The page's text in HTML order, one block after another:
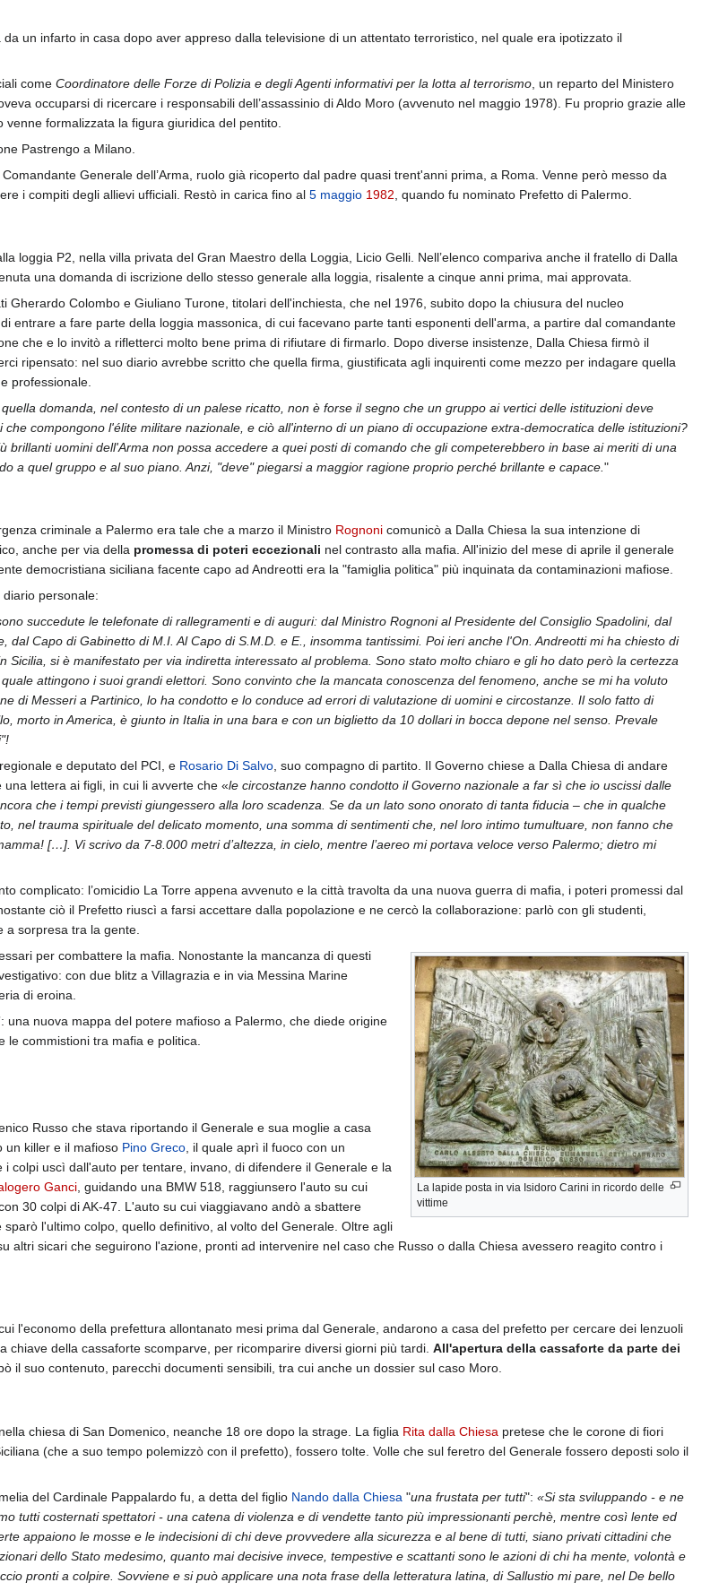
un infarto in casa dopo aver appreso dalla televisione di un attentato terroristico, nel quale era ipotizzato il
come Coordinatore delle Forze di Polizia e degli Agenti informativi per la lotta al terrorismo , un reparto del Ministero
occuparsi di ricercare i responsabili dell’assassinio di Aldo Moro (avvenuto nel maggio 1978). Fu proprio grazie alle
formalizzata la figura giuridica del pentito.
Pastrengo a Milano.
Generale dell’Arma, ruolo già ricoperto dal padre quasi trent'anni prima, a Roma. Venne però messo da
i compiti degli allievi ufficiali. Restò in carica fino al 5 maggio 1982 , quando fu nominato Prefetto di Palermo.
loggia P2, nella villa privata del Gran Maestro della Loggia, Licio Gelli. Nell’elenco compariva anche il fratello di Dalla
una domanda di iscrizione dello stesso generale alla loggia, risalente a cinque anni prima, mai approvata.
Gherardo Colombo e Giuliano Turone, titolari dell'inchiesta, che nel 1976, subito dopo la chiusura del nucleo
entrare a fare parte della loggia massonica, di cui facevano parte tanti esponenti dell'arma, a partire dal comandante
che e lo invitò a rifletterci molto bene prima di rifiutare di firmarlo. Dopo diverse insistenze, Dalla Chiesa firmò il
ripensato: nel suo diario avrebbe scritto che quella firma, giustificata agli inquirenti come mezzo per indagare quella
professionale.
domanda, nel contesto di un palese ricatto, non è forse il segno che un gruppo ai vertici delle istituzioni deve
compongono l'élite militare nazionale, e ciò all'interno di un piano di occupazione extra-democratica delle istituzioni?
brillanti uomini dell'Arma non possa accedere a quei posti di comando che gli competerebbero in base ai meriti di una
a quel gruppo e al suo piano. Anzi, "deve" piegarsi a maggior ragione proprio perché brillante e capace. "
criminale a Palermo era tale che a marzo il Ministro Rognoni comunicò a Dalla Chiesa la sua intenzione di
anche per via della promessa di poteri eccezionali nel contrasto alla mafia. All'inizio del mese di aprile il generale
democristiana siciliana facente capo ad Andreotti era la "famiglia politica" più inquinata da contaminazioni mafiose.
personale:
succedute le telefonate di rallegramenti e di auguri: dal Ministro Rognoni al Presidente del Consiglio Spadolini, dal
dal Capo di Gabinetto di M.I. Al Capo di S.M.D. e E., insomma tantissimi. Poi ieri anche l'On. Andreotti mi ha chiesto di
si è manifestato per via indiretta interessato al problema. Sono stato molto chiaro e gli ho dato però la certezza
attingono i suoi grandi elettori. Sono convinto che la mancata conoscenza del fenomeno, anche se mi ha voluto
di Messeri a Partinico, lo ha condotto e lo conduce ad errori di valutazione di uomini e circostanze. Il solo fatto di
morto in America, è giunto in Italia in una bara e con un biglietto da 10 dollari in bocca depone nel senso. Prevale
e deputato del PCI, e Rosario Di Salvo, suo compagno di partito. Il Governo chiese a Dalla Chiesa di andare
lettera ai figli, in cui li avverte che «le circostanze hanno condotto il Governo nazionale a far sì che io uscissi dalle
che i tempi previsti giungessero alla loro scadenza. Se da un lato sono onorato di tanta fiducia – che in qualche
nel trauma spirituale del delicato momento, una somma di sentimenti che, nel loro intimo tumultuare, non fanno che
[…]. Vi scrivo da 7-8.000 metri d’altezza, in cielo, mentre l’aereo mi portava veloce verso Palermo; dietro mi
complicato: l’omicidio La Torre appena avvenuto e la città travolta da una nuova guerra di mafia, i poteri promessi dal
ciò il Prefetto riuscì a farsi accettare dalla popolazione e ne cercò la collaborazione: parlò con gli studenti,
a sorpresa tra la gente.
La lapide posta in via Isidoro Carini in ricordo delle
vittime
per combattere la mafia. Nonostante la mancanza di questi
con due blitz a Villagrazia e in via Messina Marine
di eroina.
una nuova mappa del potere mafioso a Palermo, che diede origine
le commistioni tra mafia e politica.
Russo che stava riportando il Generale e sua moglie a casa
un killer e il mafioso Pino Greco , il quale aprì il fuoco con un
colpi uscì dall'auto per tentare, invano, di difendere il Generale e la
Ganci , guidando una BMW 518, raggiunsero l'auto su cui
30 colpi di AK-47. L'auto su cui viaggiavano andò a sbattere
l'ultimo colpo, quello definitivo, al volto del Generale. Oltre agli
altri sicari che seguirono l'azione, pronti ad intervenire nel caso che Russo o dalla Chiesa avessero reagito contro i
l'economo della prefettura allontanato mesi prima dal Generale, andarono a casa del prefetto per cercare dei lenzuoli
chiave della cassaforte scomparve, per ricomparire diversi giorni più tardi. All'apertura della cassaforte da parte dei
il suo contenuto, parecchi documenti sensibili, tra cui anche un dossier sul caso Moro.
chiesa di San Domenico, neanche 18 ore dopo la strage. La figlia Rita dalla Chiesa pretese che le corone di fiori
(che a suo tempo polemizzò con il prefetto), fossero tolte. Volle che sul feretro del Generale fossero deposti solo il
del Cardinale Pappalardo fu, a detta del figlio Nando dalla Chiesa "una frustata per tutti": «Si sta sviluppando - e ne
tutti costernati spettatori - una catena di violenza e di vendette tanto più impressionanti perchè, mentre così lente ed
appaiono le mosse e le indecisioni di chi deve provvedere alla sicurezza e al bene di tutti, siano privati cittadini che
dello Stato medesimo, quanto mai decisive invece, tempestive e scattanti sono le azioni di chi ha mente, volontà e
pronti a colpire. Sovviene e si può applicare una nota frase della letteratura latina, di Sallustio mi pare, nel De bello